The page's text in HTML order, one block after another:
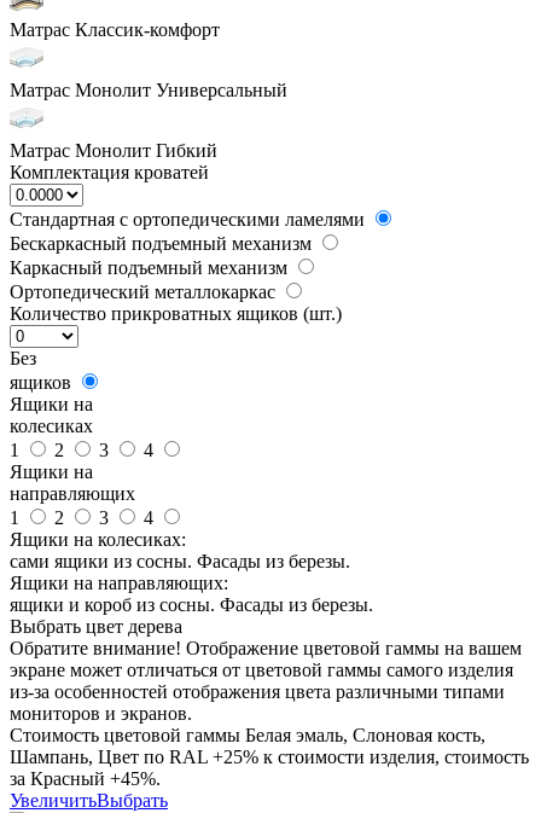
Матрас Классик-комфорт
Матрас Монолит Универсальный
Матрас Монолит Гибкий
Комплектация кроватей
Стандартная с ортопедическими ламелями
Бескаркасный подъемный механизм
Каркасный подъемный механизм
Ортопедический металлокаркас
Количество прикроватных ящиков (шт.)
Без
ящиков
Ящики на
колесиках
1
2 3
4
Ящики на
направляющих
1
2 3
4
Ящики на колесиках:
сами ящики из сосны. Фасады из березы.
Ящики на направляющих:
ящики и короб из сосны. Фасады из березы.
Выбрать цвет дерева
Обратите внимание! Отображение цветовой гаммы на вашем
экране может отличаться от цветовой гаммы самого изделия
из-за особенностей отображения цвета различными типами
мониторов и экранов.
Стоимость цветовой гаммы Белая эмаль, Слоновая кость,
Шампань, Цвет по RAL +25% к стоимости изделия, стоимость
за Красный +45%.
УвеличитьВыбрать